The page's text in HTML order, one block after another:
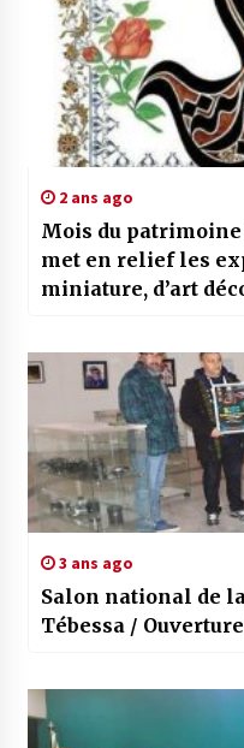
2 ans ago
Mois du
met en relief les
miniature, d’art
3 ans ago
Salon national de
Tébessa /